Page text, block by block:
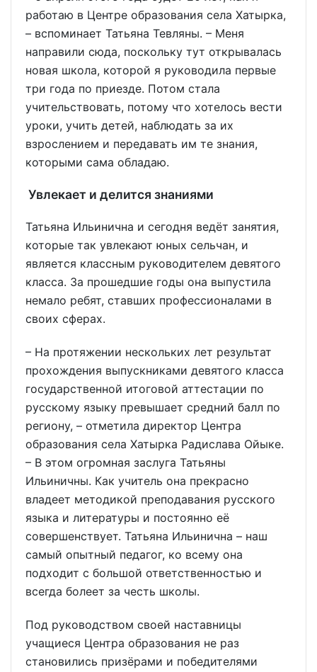
работаю в Центре образования села Хатырка,
– вспоминает Татьяна Тевляны. – Меня
направили сюда, поскольку тут открывалась
новая школа, которой я руководила первые
три года по приезде. Потом стала
учительствовать, потому что хотелось вести
уроки, учить детей, наблюдать за их
взрослением и передавать им те знания,
которыми сама обладаю.
Увлекает и делится знаниями
Татьяна Ильинична и сегодня ведёт занятия,
которые так увлекают юных сельчан, и
является классным руководителем девятого
класса. За прошедшие годы она выпустила
немало ребят, ставших профессионалами в
своих сферах.
– На протяжении нескольких лет результат
прохождения выпускниками девятого класса
государственной итоговой аттестации по
русскому языку превышает средний балл по
региону, – отметила директор Центра
образования села Хатырка Радислава Ойыке.
– В этом огромная заслуга Татьяны
Ильиничны. Как учитель она прекрасно
владеет методикой преподавания русского
языка и литературы и постоянно её
совершенствует. Татьяна Ильинична – наш
самый опытный педагог, ко всему она
подходит с большой ответственностью и
всегда болеет за честь школы.
Под руководством своей наставницы
учащиеся Центра образования не раз
становились призёрами и победителями